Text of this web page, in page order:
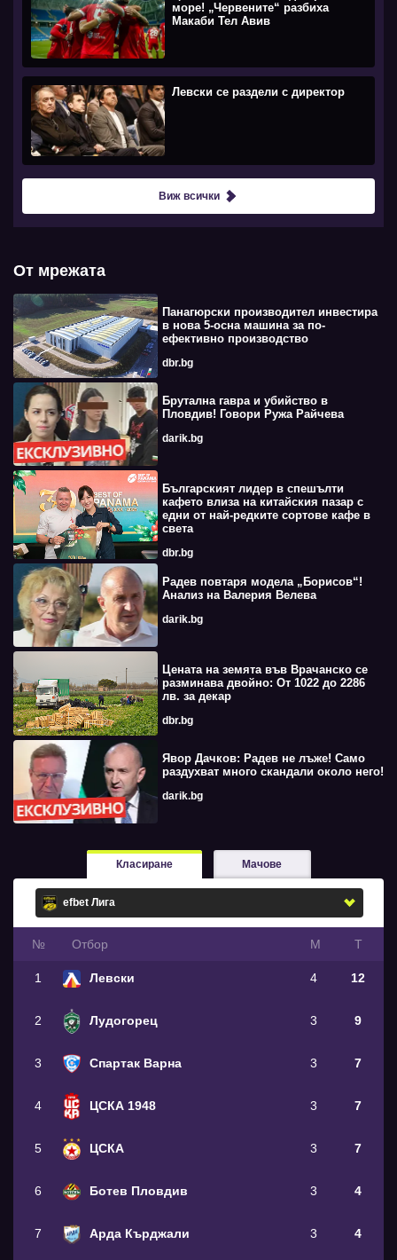
море! „Червените“ разбиха
Макаби Тел Авив
Левски се раздели с директор
Виж всички
От мрежата
Панагюрски производител инвестира
в нова 5-осна машина за по-
ефективно производство
dbr.bg
Брутална гавра и убийство в
Пловдив! Говори Ружа Райчева
darik.bg
Българският лидер в спешълти
кафето влиза на китайския пазар с
едни от най-редките сортове кафе в
света
dbr.bg
Радев повтаря модела „Борисов“!
Анализ на Валерия Велева
darik.bg
Цената на земята във Врачанско се
разминава двойно: От 1022 до 2286
лв. за декар
dbr.bg
Явор Дачков: Радев не лъже! Само
раздухват много скандали около него!
darik.bg
Класиране Мачове
№ Oтбор М Т
1 Левски 4 12
2 Лудогорец 3 9
3 Спартак Варна 3 7
4 ЦСКА 1948 3 7
5 ЦСКА 3 7
6 Ботев Пловдив 3 4
7 Арда Кърджали 3 4